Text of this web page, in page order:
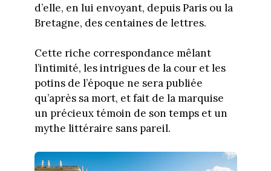
d’elle, en lui envoyant, depuis Paris ou la
Bretagne, des centaines de lettres.
Cette riche correspondance mêlant
l’intimité, les intrigues de la cour et les
potins de l’époque ne sera publiée
qu’après sa mort, et fait de la marquise
un précieux témoin de son temps et un
mythe littéraire sans pareil.